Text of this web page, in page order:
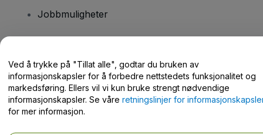
Jobbmuligheter
Hjelpesenter / kontakt oss
Ved å trykke på "Tillat alle", godtar du bruken av
informasjonskapsler for å forbedre nettstedets funksjonalitet og
markedsføring. Ellers vil vi kun bruke strengt nødvendige
informasjonskapsler. Se våre retningslinjer for
for mer informasjon.